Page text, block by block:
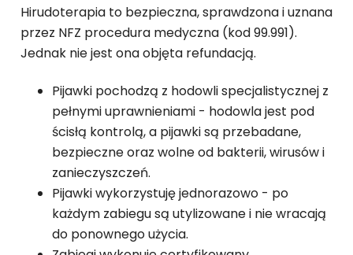
Hirudoterapia to bezpieczna, sprawdzona i uznana
przez NFZ procedura medyczna (kod 99.991).
Jednak nie jest ona objęta refundacją.
Pijawki pochodzą z hodowli specjalistycznej z
pełnymi uprawnieniami - hodowla jest pod
ścisłą kontrolą, a pijawki są przebadane,
bezpieczne oraz wolne od bakterii, wirusów i
zanieczyszczeń.
Pijawki wykorzystuję jednorazowo - po
każdym zabiegu są utylizowane i nie wracają
do ponownego użycia.